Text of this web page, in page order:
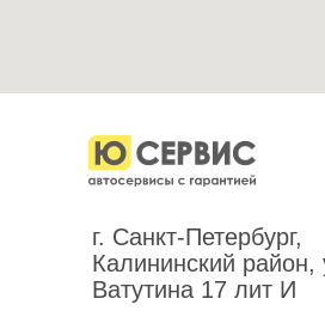
г. Санкт-Петербург,
Калининский район,
Ватутина 17 лит И